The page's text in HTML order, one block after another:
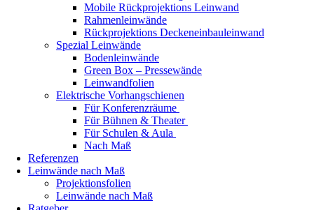
Mobile Rückprojektions Leinwand
Rahmenleinwände
Rückprojektions Deckeneinbauleinwand
Spezial Leinwände
Bodenleinwände
Green Box – Pressewände
Leinwandfolien
Elektrische Vorhangschienen
Für Konferenzräume
Für Bühnen & Theater
Für Schulen & Aula
Nach Maß
Referenzen
Leinwände nach Maß
Projektionsfolien
Leinwände nach Maß